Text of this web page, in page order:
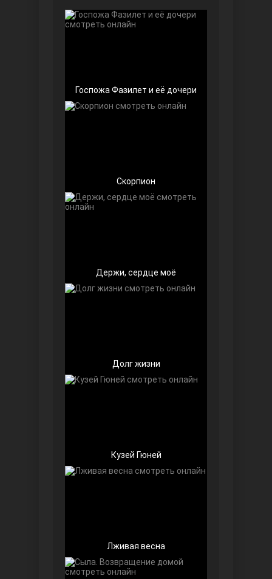
Чёрно-белая любовь
Девушка за стеклом
Госпожа Фазилет и её дочери
Скорпион
Держи, сердце моё
Долг жизни
Кузей Гюней
Лживая весна